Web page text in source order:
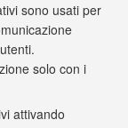
sono usati per
solo con i
attivando
no che sì") Il